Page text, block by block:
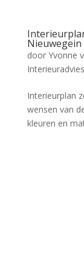
Nieuwegein
door Yvonne
Interieurplan
wensen van
kleuren en